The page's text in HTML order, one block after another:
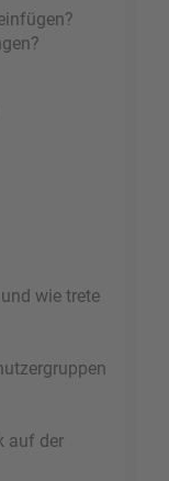
wie trete
auf der